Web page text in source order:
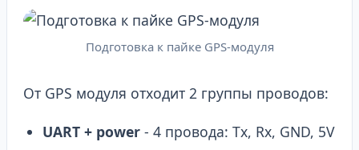
Подготовка к пайке GPS-модуля
От GPS модуля отходит 2 группы проводов:
UART + power - 4 провода: Tx, Rx, GND, 5V